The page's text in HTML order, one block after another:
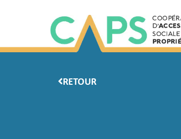
RETOUR